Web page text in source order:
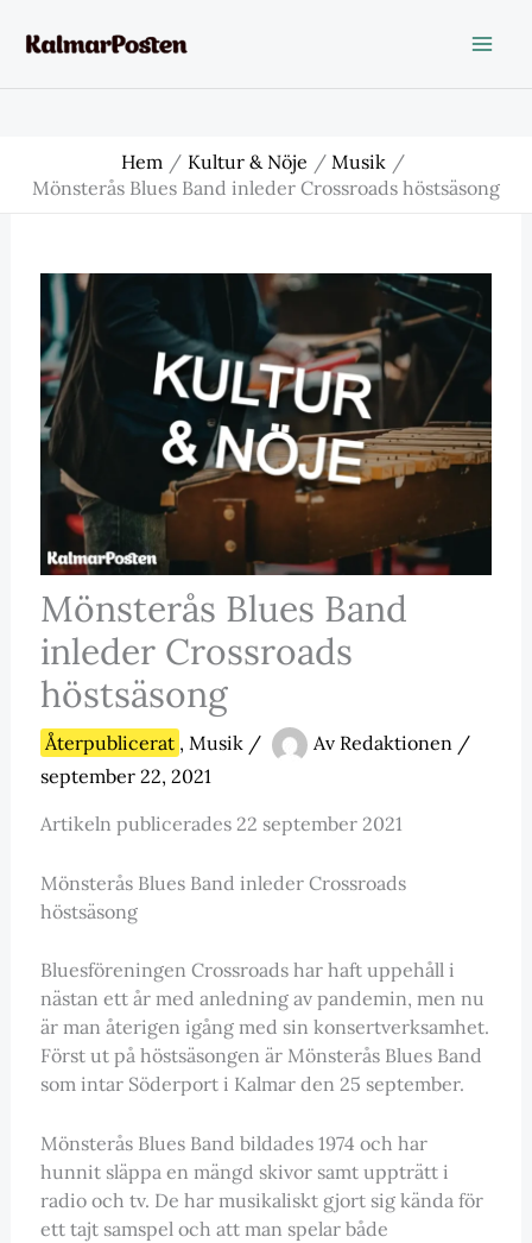
Hem Kultur & Nöje
Musik
Mönsterås Blues Band inleder Crossroads höstsäsong
Mönsterås Blues Band
inleder Crossroads
höstsäsong
Återpublicerat , Musik/ Av Redaktionen /
september 22, 2021
Artikeln publicerades 22 september 2021
Mönsterås Blues Band inleder Crossroads
höstsäsong
Bluesföreningen Crossroads har haft uppehåll i
nästan ett år med anledning av pandemin, men nu
är man återigen igång med sin konsertverksamhet.
Först ut på höstsäsongen är Mönsterås Blues Band
som intar Söderport i Kalmar den 25 september.
Mönsterås Blues Band bildades 1974 och har
hunnit släppa en mängd skivor samt uppträtt i
radio och tv. De har musikaliskt gjort sig kända för
ett tajt samspel och att man spelar både